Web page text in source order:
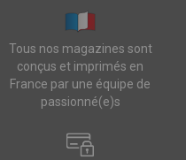
Tous nos magazines sont
conçus et imprimés en
France par une équipe de
passionné(e)s